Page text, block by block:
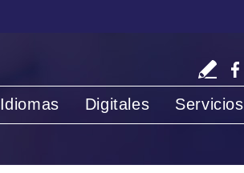
Idiomas Digitales Servicios